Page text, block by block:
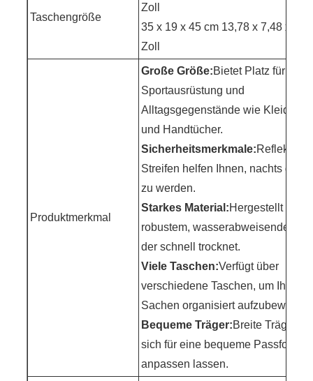
Taschengröße
Zoll
35 x 19 x 45 cm 13,78 x 7,48 x
Zoll
Produktmerkmal
Große Größe:Bietet Platz für
Sportausrüstung und
Alltagsgegenstände wie Kleidung
und Handtücher.
Sicherheitsmerkmale:
Streifen helfen Ihnen, nachts
zu werden.
Starkes Material:Hergestellt aus
robustem, wasserabweisendem
der schnell trocknet.
Viele Taschen:Verfügt über
verschiedene Taschen, um Ihre
Sachen organisiert
Bequeme Träger:Breite Träger,
sich für eine bequeme Passform
anpassen lassen.